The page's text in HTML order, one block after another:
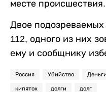
месте происшествия.
Двое
112, одного из них
ему и сообщнику
Россия Убийство Деньги
кипяток долги долг